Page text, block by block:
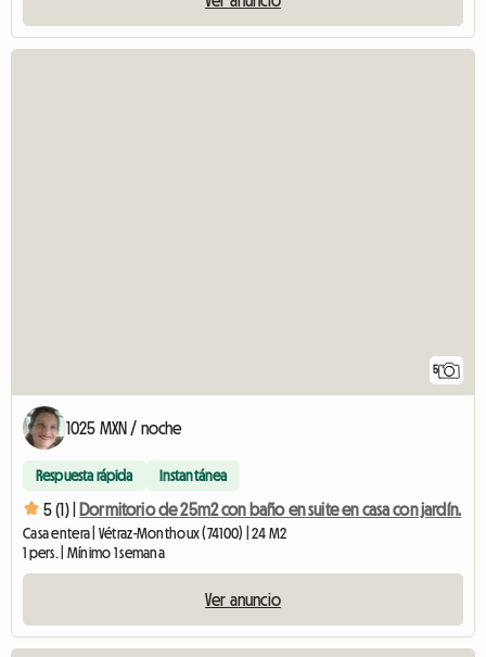
5
1025 MXN / noche
Respuesta rápida Instantánea
5 (1) | Dormitorio de 25m2 con baño en suite en casa con jardín.
Casa entera | Vétraz-Monthoux (74100) | 24 M2
1 pers. | Mínimo 1 semana
Ver anuncio